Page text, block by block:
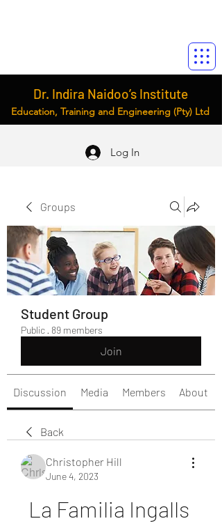
Dr. Indira Naidoo’s Institute
Education, Training and Engineering (Pty) Ltd
Log In
Groups
Student Group
Public · 89 members
Join
Discussion Media Members About
Back
Christopher Hill
June 4, 2023
La Familia Ingalls